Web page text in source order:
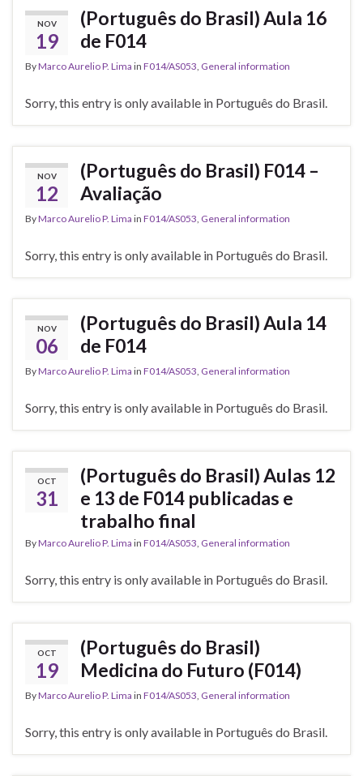
NOV
19
(Português do Brasil) Aula 16
de F014
ByMarco Aurelio P. Lima in F014/AS053, General information
Sorry, this entry is only available in Português do Brasil.
NOV
12
(Português do Brasil) F014 –
Avaliação
ByMarco Aurelio P. Lima in F014/AS053, General information
Sorry, this entry is only available in Português do Brasil.
NOV
06
(Português do Brasil) Aula 14
de F014
ByMarco Aurelio P. Lima in F014/AS053, General information
Sorry, this entry is only available in Português do Brasil.
OCT
31
(Português do Brasil) Aulas 12
e 13 de F014 publicadas e
trabalho final
ByMarco Aurelio P. Lima in F014/AS053, General information
Sorry, this entry is only available in Português do Brasil.
OCT
19
(Português do Brasil)
Medicina do Futuro (F014)
ByMarco Aurelio P. Lima in F014/AS053, General information
Sorry, this entry is only available in Português do Brasil.